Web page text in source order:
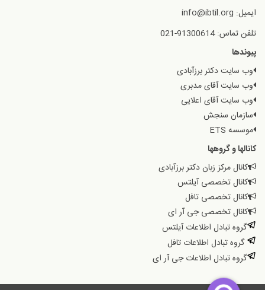
ایمیل: info@ibtil.org
تلفن تماس: 91300614-021
پیوندها
وب سایت دکتر برزآبادی
وب سایت آقای مدبری
وب سایت آقای اعلایی
سازمان سنجش
موسسه ETS
کانالها و گروهها
کانال مرکز زبان دکتر برزآبادی
کانال تخصصی آیلتس
کانال تخصصی تافل
کانال تخصصی جی آر ای
گروه تبادل اطلاعات آیلتس
گروه تبادل اطلاعات تافل
گروه تبادل اطلاعات جی آر ای